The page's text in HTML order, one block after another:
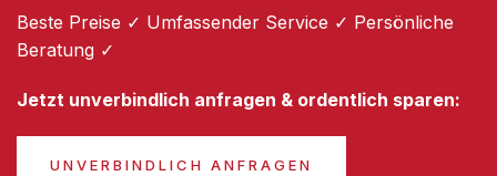
Beste Preise ✓ Umfassender Service ✓ Persönliche
Beratung ✓
Jetzt unverbindlich anfragen & ordentlich sparen:
UNVERBINDLICH ANFRAGEN